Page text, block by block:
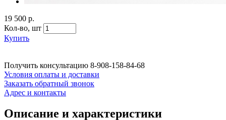
19 500 р.
Кол-во, шт
Купить
Получить консультацию 8-908-158-84-68
Условия оплаты и доставки
Заказать обратный звонок
Адрес и контакты
Описание и характеристики